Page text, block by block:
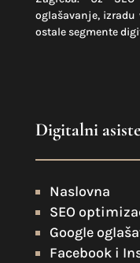
oglašavanje,
ostale segmente
Digitalni
Naslovna
SEO
Google
Facebook i